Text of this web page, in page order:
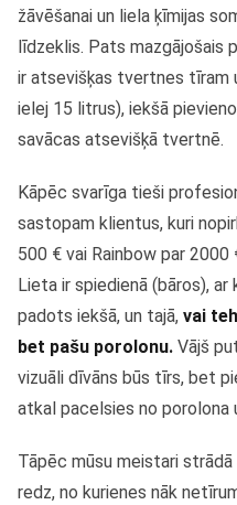
žāvēšanai un liela ķīmijas
līdzeklis. Pats mazgājošais
ir atsevišķas tvertnes tīram
ielej 15 litrus), iekšā
savācas atsevišķā tvertnē.
Kāpēc svarīga tieši
sastopam klientus, kuri
500 € vai Rainbow par
Lieta ir spiedienā (bāros),
padots iekšā, un tajā, vai
bet pašu porolonu. Vājš
vizuāli dīvāns būs tīrs, bet
atkal pacelsies no porolona
Tāpēc mūsu meistari strādā
redz, no kurienes nāk